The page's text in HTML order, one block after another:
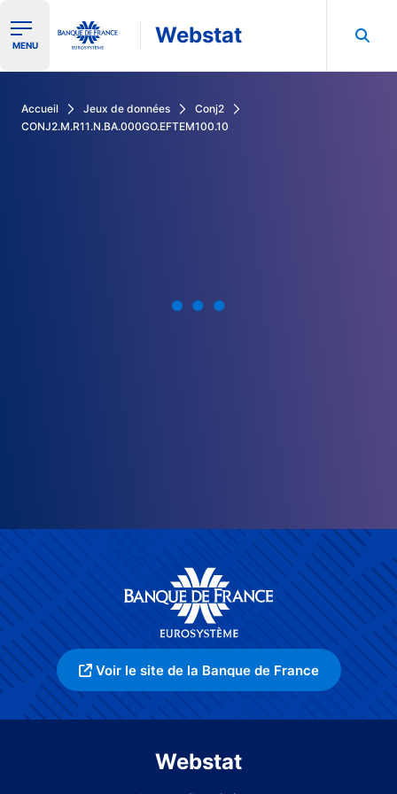
Ouvrir le menu de navigation
MENU Webstat
Accueil Jeux de données
Conj2
CONJ2.M.R11.N.BA.000GO.EFTEM100.10
Voir le site de la Banque de France
Webstat